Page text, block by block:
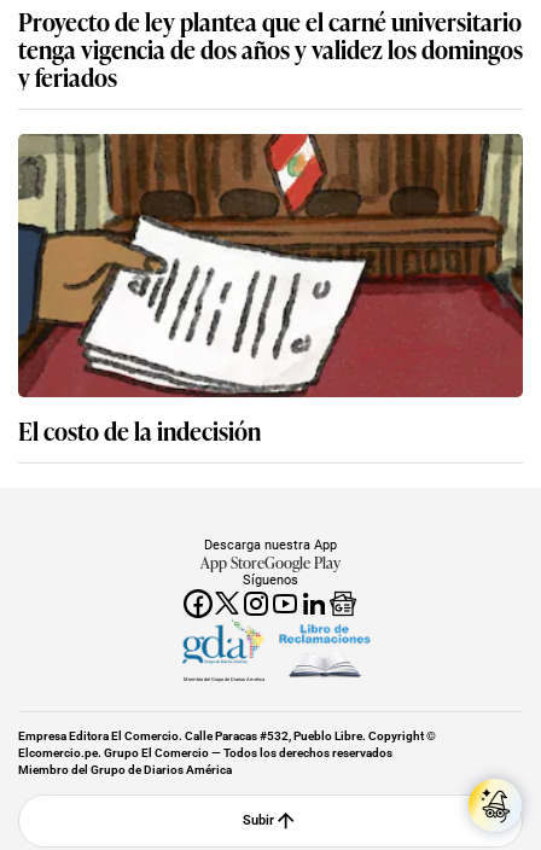
Proyecto de ley plantea que el carné universitario
tenga vigencia de dos años y validez los domingos
y feriados
El costo de la indecisión
Síguenos
Descarga nuestra App
App StoreGoogle Play
Miembro del Grupo de Diarios América
Empresa Editora El Comercio. Calle Paracas #532, Pueblo Libre. Copyright ©
Elcomercio.pe. Grupo El Comercio — Todos los derechos reservados
Miembro del Grupo de Diarios América
Subir